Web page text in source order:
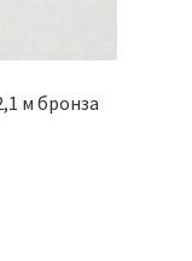
м бронза